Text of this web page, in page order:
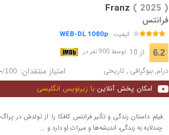
Franz ( 2025 )
فرانتس
کیفیت :WEB-DL 1080p
6.2 از 10 توسط 900 نفر در
درام, بیوگرافی , تاریخی امتیاز منتقدان: -/100
امکان پخش آنلاین با زیرنویس انگلیسی
فیلم داستان زندگی و تأثیر فرانتس کافکا را از تولدش در
چندلایه به زندگی، اندیشه‌ها و میراث او دارد و ...